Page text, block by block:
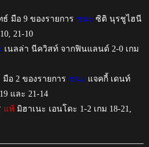
มือ 9 ของรายการ ชนะ ซิติ นุรชูไฮนี
21-10
เนลล่า นีควิสท์ จากฟินแลนด์ 2-0 เกม
อ 2 ของรายการ ชนะ แจคกี้ เดนท์
และ 21-14
แพ้มิฮาเนะ เอนโดะ 1-2 เกม 18-21,